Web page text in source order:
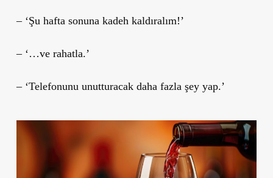
– ‘Şu hafta sonuna kadeh kaldıralım!’
– ‘…ve rahatla.’
– ‘Telefonunu unutturacak daha fazla şey yap.’